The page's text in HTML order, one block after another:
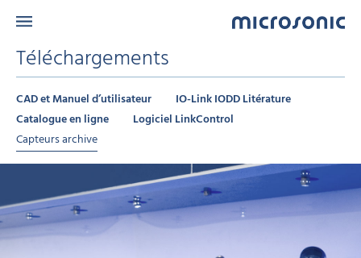
Téléchargements
CAD et Manuel d’utilisateur
IO-Link IODD Litérature
Catalogue en ligne
Logiciel LinkControl
Capteurs archive